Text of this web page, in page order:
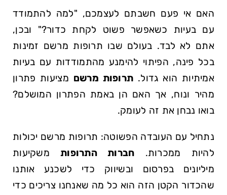
האם אי פעם חשבתם לעצמכם, "למה להתמודד
עם בעיות כשאפשר פשוט לקחת כדור?" ובכן,
אתם ⁢לא לבד. בעולם שבו תרופות מרשם זמינות
בכל פינה, הפיתוי להימנע מהתמודדות עם בעיות
אמיתיות הוא גדול. תרופות מרשם מציעות פתרון
מהיר⁤ ונוח, אך האם הן באמת הפתרון המושלם?
בואו ‌נבחן את זה לעומק.
נתחיל עם העובדה הפשוטה: תרופות מרשם יכולות
להיות ממכרות. חברות ⁢התרופות משקיעות
מיליונים בפרסום ובשיווק כדי לשכנע אותנו
שהכדור הקטן הזה הוא כל מה שאנחנו ​צריכים כדי‍